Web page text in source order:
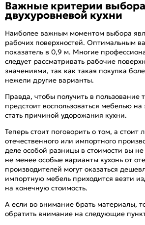
Важные критерии выбора
двухуровневой кухни
Наиболее важным моментом выбора
рабочих поверхностей. Оптимальным
показатель в 0,9 м. Многие
следует рассматривать рабочие
значениями, так как такая покупка
нежели другие варианты.
Правда, чтобы получить в пользование
предстоит воспользоваться мебелью на
стать причиной удорожания кухни.
Теперь стоит поговорить о том, а стоит
отечественного или импортного
деле особой разницы в стоимости вы не
не менее особые варианты кухонь от
производителей могут оказаться
импортную мебель приходится везти
на конечную стоимость.
А если во внимание брать материалы,
обратить внимание на следующие